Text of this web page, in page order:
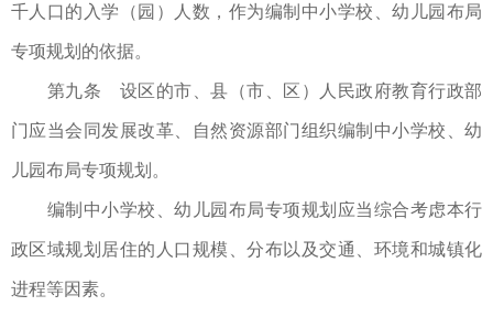
千人口的入学（园）人数，作为编制中小学校、幼儿园布局
专项规划的依据。
第九条 设区的市、县（市、区）人民政府教育行政部
门应当会同发展改革、自然资源部门组织编制中小学校、幼
儿园布局专项规划。
编制中小学校、幼儿园布局专项规划应当综合考虑本行
政区域规划居住的人口规模、分布以及交通、环境和城镇化
进程等因素。